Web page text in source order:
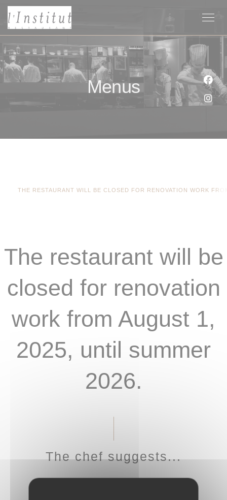
Painel de Gerenciamento de Cookies
Menus
THE RESTAURANT WILL BE CLOSED FOR RENOVATION WORK
The restaurant will be
closed for renovation
work from August 1,
2025, until summer
2026.
The chef suggests...